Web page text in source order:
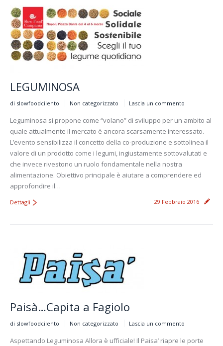
LEGUMINOSA
di slowfoodcilento Non categorizzato Lascia un commento
Leguminosa si propone come “volano” di sviluppo per un ambito al
quale attualmente il mercato è ancora scarsamente interessato.
L’evento sensibilizza il concetto della co-produzione e sottolinea il
valore di un prodotto come i legumi, ingiustamente sottovalutati e
che invece rivestono un ruolo fondamentale nella nostra
alimentazione. Obiettivo principale è aiutare a comprendere ed
approfondire il…
29 Febbraio 2016
Dettagli
Paisà…Capita a Fagiolo
di slowfoodcilento Non categorizzato Lascia un commento
Aspettando Leguminosa Allora è ufficiale! Il Paisa’ riapre le porte